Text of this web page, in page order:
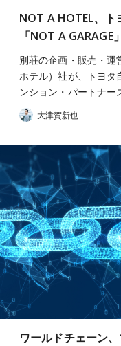
NOT A HOTEL、ト
「NOT A GARAGE
別荘の企画・販売・運
ホテル）社が、トヨタ
ンション・パートナ
大津賀新也
ワールドチェーン